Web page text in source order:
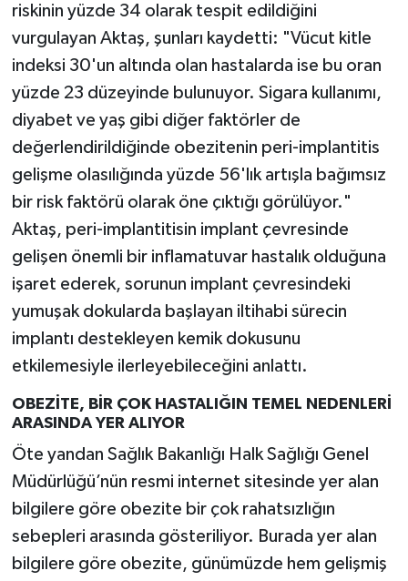
riskinin yüzde 34 olarak tespit edildiğini
vurgulayan Aktaş, şunları kaydetti: "Vücut kitle
indeksi 30'un altında olan hastalarda ise bu oran
yüzde 23 düzeyinde bulunuyor. Sigara kullanımı,
diyabet ve yaş gibi diğer faktörler de
değerlendirildiğinde obezitenin peri-implantitis
gelişme olasılığında yüzde 56'lık artışla bağımsız
bir risk faktörü olarak öne çıktığı görülüyor."
Aktaş, peri-implantitisin implant çevresinde
gelişen önemli bir inflamatuvar hastalık olduğuna
işaret ederek, sorunun implant çevresindeki
yumuşak dokularda başlayan iltihabi sürecin
implantı destekleyen kemik dokusunu
etkilemesiyle ilerleyebileceğini anlattı.
OBEZİTE, BİR ÇOK HASTALIĞIN TEMEL NEDENLERİ
ARASINDA YER ALIYOR
Öte yandan Sağlık Bakanlığı Halk Sağlığı Genel
Müdürlüğü’nün resmi internet sitesinde yer alan
bilgilere göre obezite bir çok rahatsızlığın
sebepleri arasında gösteriliyor. Burada yer alan
bilgilere göre obezite, günümüzde hem gelişmiş